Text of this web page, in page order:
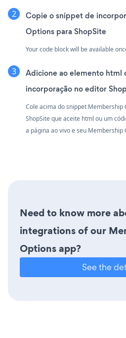
Copie o snippet de
Options para ShopSite
Your code block will be available
Adicione ao elemento html
incorporação no editor
Cole acima do snippet
ShopSite que aceite html ou um
a página ao vivo e seu Membership
Need to know more
integrations of our
Options app?
See the